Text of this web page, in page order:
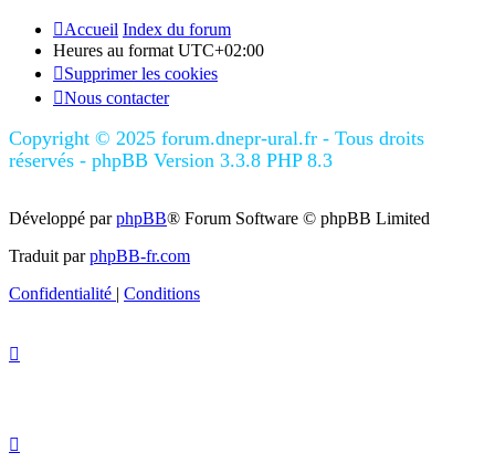
Accueil Index du forum
Heures au format UTC+02:00
Supprimer les cookies
Nous contacter
Copyright © 2025 forum.dnepr-ural.fr - Tous droits
réservés - phpBB Version 3.3.8 PHP 8.3
Développé parphpBB® Forum Software © phpBB Limited
Traduit parphpBB-fr.com
Confidentialité | Conditions